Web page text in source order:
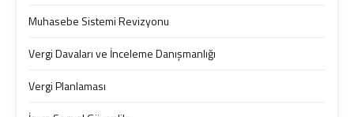
Muhasebe Sistemi Revizyonu
Vergi Davaları ve İnceleme Danışmanlığı
Vergi Planlaması